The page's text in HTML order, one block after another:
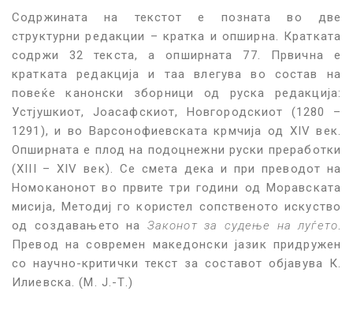
Содржината на текстот е позната во две
структурни редакции – кратка и опширна. Кратката
содржи 32 текста, а опширната 77. Првична е
кратката редакција и таа влегува во состав на
повеќе канонски зборници од руска редакција:
Устјушкиот, Јоасафскиот, Новгородскиот (1280 –
1291), и во Варсонофиевската крмчија од XIV век.
Опширната е плод на подоцнежни руски преработки
(XIII – XIV век). Се смета дека и при преводот на
Номоканонот во првите три години од Моравската
мисија, Методиј го користел сопственото искуство
од создавањето на Законот за судење на луѓето
Превод на современ македонски јазик придружен
со научно-критички текст за составот објавува К.
Илиевска. (М. Ј.-Т.)